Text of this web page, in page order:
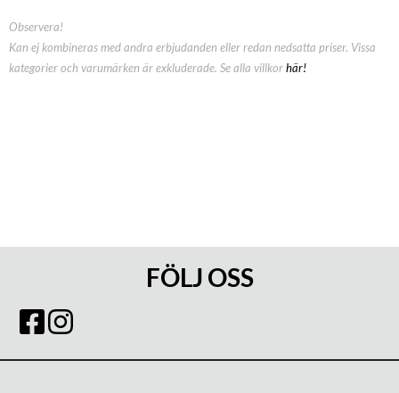
Observera!
Kan ej kombineras med andra erbjudanden eller redan nedsatta priser. Vissa
kategorier och varumärken är exkluderade. Se alla villkorhär!
FÖLJ OSS